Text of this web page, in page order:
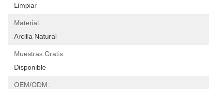
Limpiar
Material:
Arcilla Natural
Muestras Gratis:
Disponible
OEM/ODM: